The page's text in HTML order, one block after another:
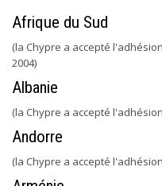
Afrique du Sud
(la Chypre a accepté
2004)
Albanie
(la Chypre a accepté
Andorre
(la Chypre a accepté